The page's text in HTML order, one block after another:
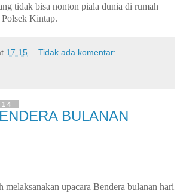
tidak bisa nonton piala dunia di rumah
Kintap.
17.15 Tidak ada komentar:
BULANAN
melaksanakan upacara Bendera bulanan hari